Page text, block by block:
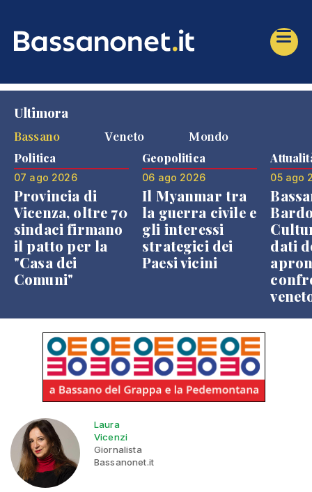
Ultimora
Bassano
Veneto Mondo
Politica
07 ago 2026
Provincia di
Vicenza, oltre 70
sindaci firmano
il patto per la
"Casa dei
Comuni"
Geopolitica
06 ago 2026
Il Myanmar tra
la guerra civile e
gli interessi
strategici dei
Paesi vicini
05 ago
dati
Laura
Vicenzi
Giornalista
Bassanonet.it